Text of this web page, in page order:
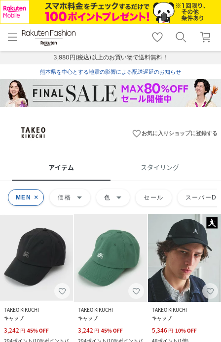
menu home
トップ
shopping_cart lock_outline
ログイン
3,980円(税込)以上のお買い物で送料無料！
熊本県を中心とする地震の影響による配送遅延のお知らせ
favorite_borderお気に入りショップに登録する
アイテム スタイリング
MEN 価格 arrow_drop_down 色 arrow_drop_down セール スーパー
TAKEO KIKUCHI
キャップ
3,242 円 45%OFF
TAKEO KIKUCHI
キャップ
3,242 円 45%OFF
TAKEO KIKUCHI
キャップ
5,346 円 10%OFF